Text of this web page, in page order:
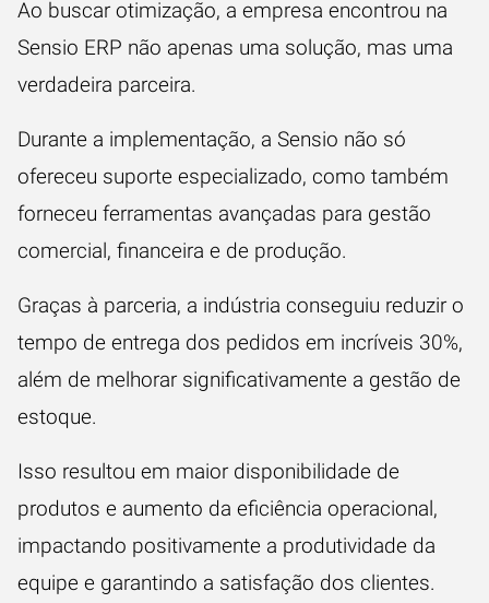
Ao buscar otimização, a empresa encontrou na
Sensio ERP não apenas uma solução, mas uma
verdadeira parceira.
Durante a implementação, a Sensio não só
ofereceu suporte especializado, como também
forneceu ferramentas avançadas para gestão
comercial, financeira e de produção.
Graças à parceria, a indústria conseguiu reduzir o
tempo de entrega dos pedidos em incríveis 30%,
além de melhorar significativamente a gestão de
estoque.
Isso resultou em maior disponibilidade de
produtos e aumento da eficiência operacional,
impactando positivamente a produtividade da
equipe e garantindo a satisfação dos clientes.